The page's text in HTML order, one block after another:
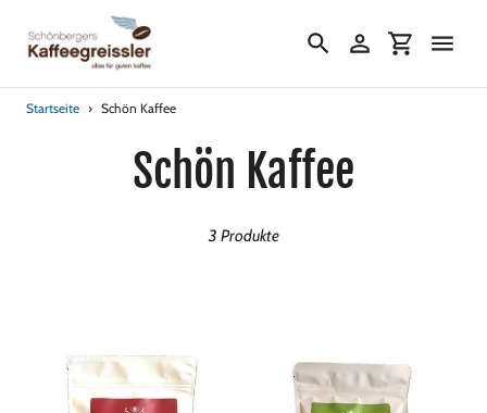
zum
Inhalt
SuchenEinloggen
Startseite › Schön Kaffee
S
l
Schön Kaffee
3 Produkte